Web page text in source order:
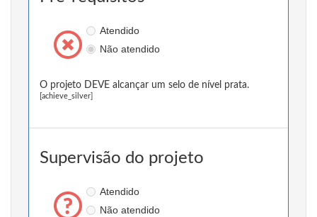
Atendido
Não atendido
O projeto DEVE alcançar um selo de nível prata.
[achieve_silver]
Supervisão do projeto
Atendido
Não atendido